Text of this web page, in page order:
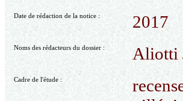
Date de rédaction de la notice : 2017
Noms des rédacteurs du dossier : Aliotti
Cadre de l'étude :